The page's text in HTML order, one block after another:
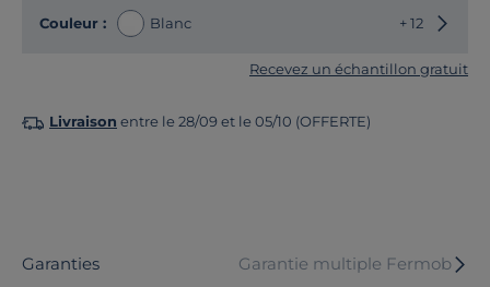
Couleur : Blanc + 12
Recevez un échantillon gratuit
Livraison entre le 28/09 et le 05/10 (OFFERTE)
Garanties Garantie multiple Fermob